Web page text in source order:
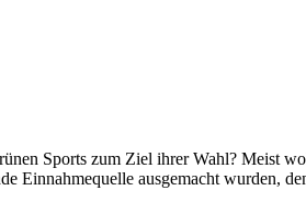
Sports zum Ziel ihrer Wahl? Meist
Einnahmequelle ausgemacht wurden,